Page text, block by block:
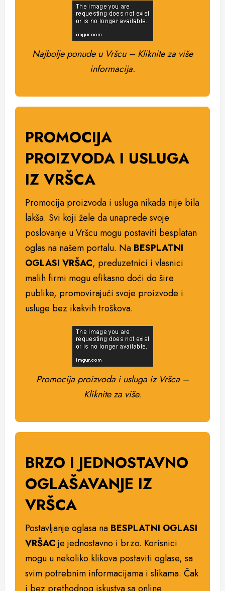
Najbolje ponude u Vršcu – Kliknite za više
informacija.
PROMOCIJA
PROIZVODA I USLUGA
IZ VRŠCA
Promocija proizvoda i usluga nikada nije bila
lakša. Svi koji žele da unaprede svoje
poslovanje u Vršcu mogu postaviti besplatan
oglas na našem portalu. Na BESPLATNI
OGLASI VRŠAC, preduzetnici i vlasnici
malih firmi mogu efikasno doći do šire
publike, promovirajući svoje proizvode i
usluge bez ikakvih troškova.
Promocija proizvoda i usluga iz Vršca –
Kliknite za više.
BRZO I JEDNOSTAVNO
OGLAŠAVANJE IZ
VRŠCA
Postavljanje oglasa na BESPLATNI OGLASI
VRŠAC je jednostavno i brzo. Korisnici
mogu u nekoliko klikova postaviti oglase, sa
svim potrebnim informacijama i slikama. Čak